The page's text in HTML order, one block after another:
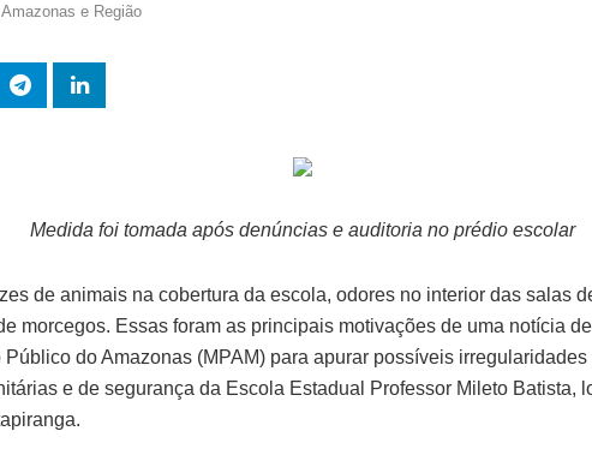
Amazonas e Região
Medida foi tomada após denúncias e auditoria no prédio escolar
de animais na cobertura da escola, odores no interior das salas
morcegos. Essas foram as principais motivações de uma notícia
Público do Amazonas (MPAM) para apurar possíveis
e de segurança da Escola Estadual Professor Mileto Batista,